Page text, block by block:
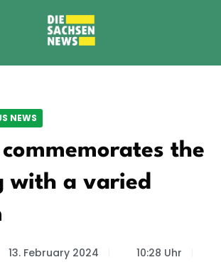
NEWS
commemorates the
with a varied
13. February 2024 10:28 Uhr